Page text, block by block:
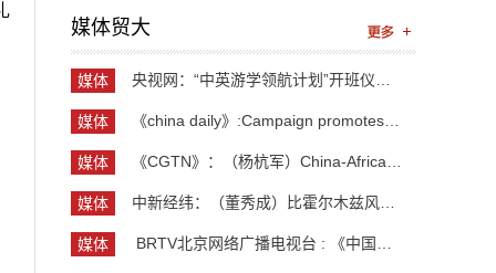
《中国开放型经济学》教学研讨会
媒体贸大
媒体
媒体
媒体
媒体
媒体